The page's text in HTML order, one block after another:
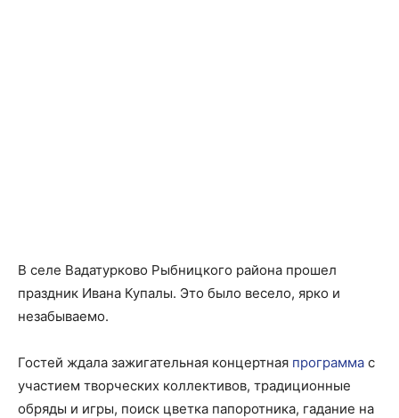
В селе Вадатурково Рыбницкого района прошел
праздник Ивана Купалы. Это было весело, ярко и
незабываемо.
Гостей ждала зажигательная концертная программа с
участием творческих коллективов, традиционные
обряды и игры, поиск цветка папоротника, гадание на